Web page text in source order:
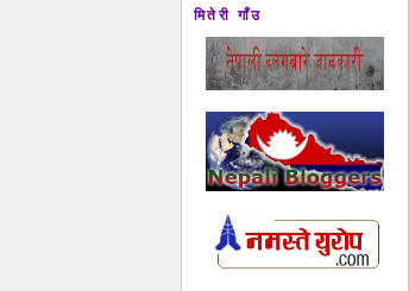
मितेरी गाँउ